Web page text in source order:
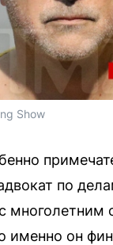
Show
по
многолетним
именно он